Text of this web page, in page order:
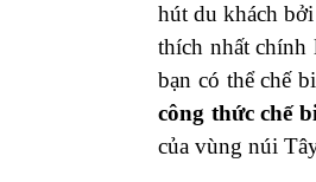
hút du khách
thích nhất
bạn có thể chế
công thức chế
của vùng núi